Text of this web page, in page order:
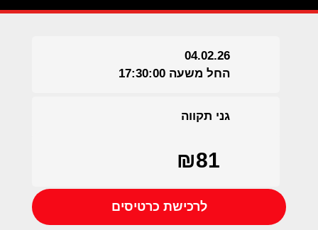
04.02.26
החל משעה 17:30:00
גני תקווה
₪81
לרכישת כרטיסים